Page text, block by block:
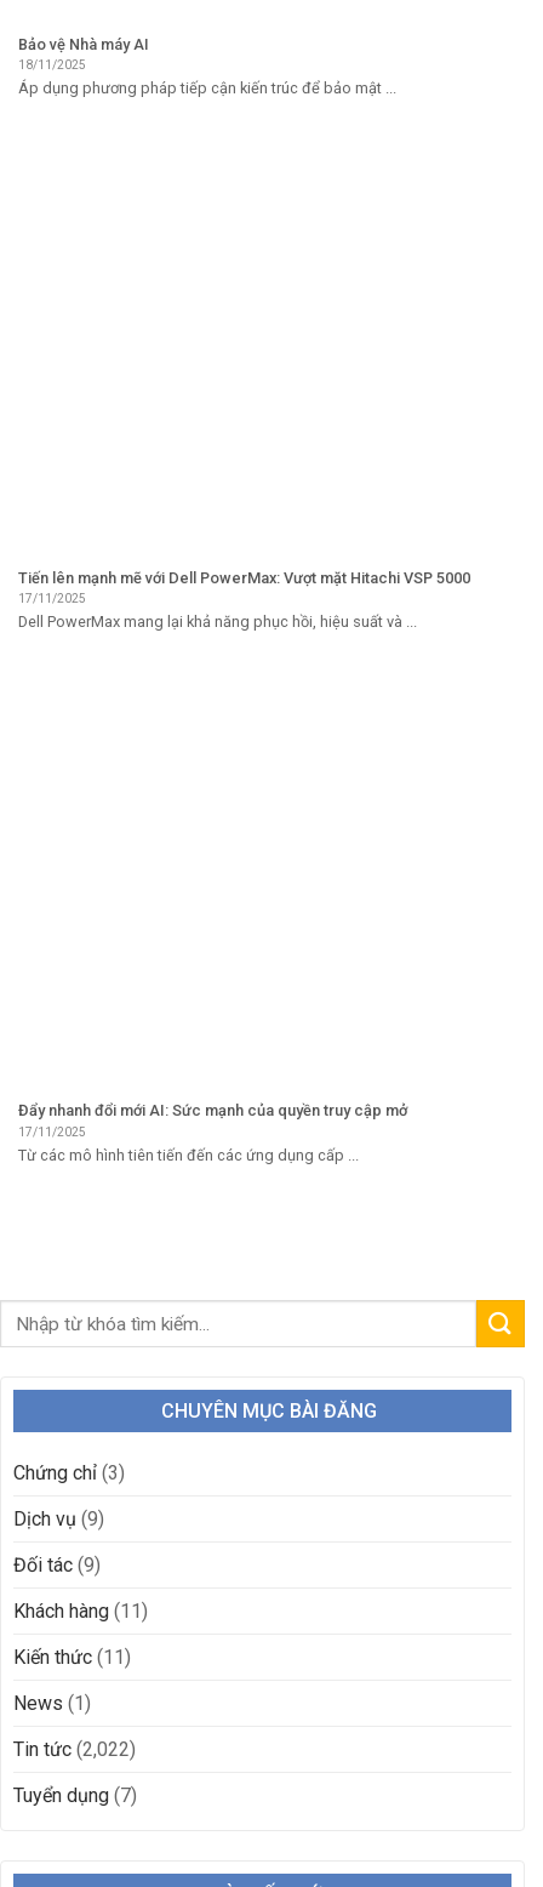
Bảo vệ Nhà máy AI
18/11/2025
Áp dụng phương pháp tiếp cận kiến ​​trúc để bảo mật ...
Tiến lên mạnh mẽ với Dell PowerMax: Vượt mặt Hitachi VSP 5000
17/11/2025
Dell PowerMax mang lại khả năng phục hồi, hiệu suất và ...
Đẩy nhanh đổi mới AI: Sức mạnh của quyền truy cập mở
17/11/2025
Từ các mô hình tiên tiến đến các ứng dụng cấp ...
CHUYÊN MỤC BÀI ĐĂNG
Chứng chỉ (3)
Dịch vụ (9)
Đối tác (9)
Khách hàng (11)
Kiến thức (11)
News (1)
Tin tức (2,022)
Tuyển dụng (7)